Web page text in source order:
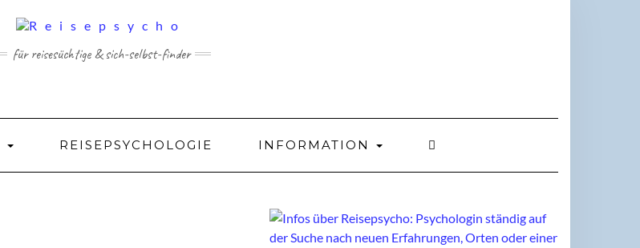
für reisesüchtige & sich-selbst-finder
REISEPSYCHOLOGIE INFORMATION